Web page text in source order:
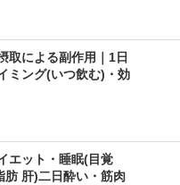
取による副作用｜1日
ミング(いつ飲む)・効
エット・睡眠(目覚
肪 肝)二日酔い・筋肉